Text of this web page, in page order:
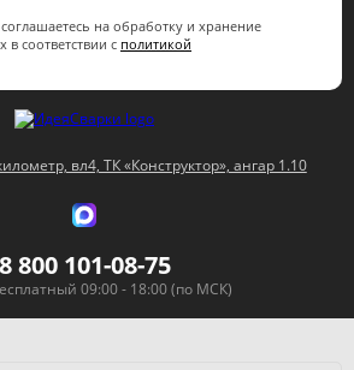
на обработку и хранение
соответствии с политикой
вл4, ТК «Конструктор», ангар 1.10
8 800 101-08-75
09:00 - 18:00 (по МСК)